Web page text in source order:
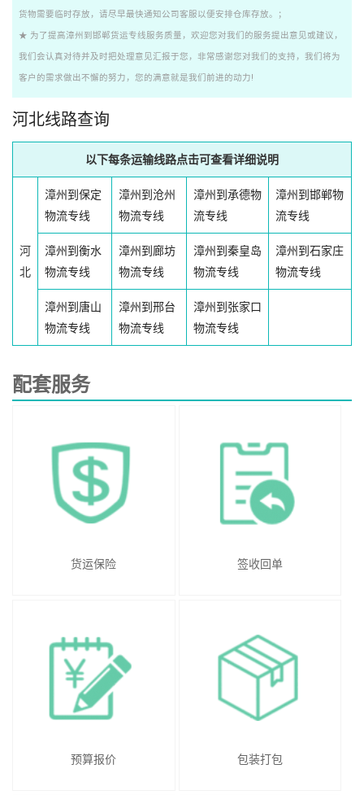
货物需要临时存放，请尽早最快通知公司客服以便安排仓库存放。；
★ 为了提高漳州到邯郸货运专线服务质量，欢迎您对我们的服务提出意见或建议，
我们会认真对待并及时把处理意见汇报于您，非常感谢您对我们的支持，我们将为
客户的需求做出不懈的努力，您的满意就是我们前进的动力!
河北线路查询
以下每条运输线路点击可查看详细说明
河
北
漳州到保定
物流专线
漳州到沧州
物流专线
漳州到承德物
流专线
漳州到邯郸物
流专线
漳州到衡水
物流专线
漳州到廊坊
物流专线
漳州到秦皇岛
物流专线
漳州到石家庄
物流专线
漳州到唐山
物流专线
漳州到邢台
物流专线
漳州到张家口
物流专线
配套服务
货运保险 签收回单
预算报价 包装打包